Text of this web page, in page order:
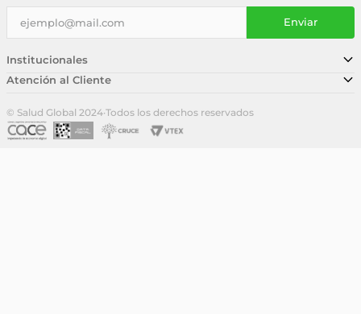
Enviar
Institucionales
Conocé nuestra historia
Trabajá con nosotros
Atención al Cliente
© Salud Global 2024·Todos los derechos reservados